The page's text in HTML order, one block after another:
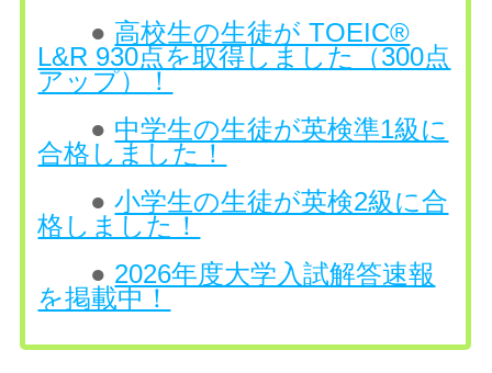
● 高校生の生徒が TOEIC®
L&R 930点を取得しました（300点
アップ）！
● 中学生の生徒が英検準1級に
合格しました！
●小学生の生徒が英検2級に合
格しました！
● 2026年度大学入試解答速報
を掲載中！